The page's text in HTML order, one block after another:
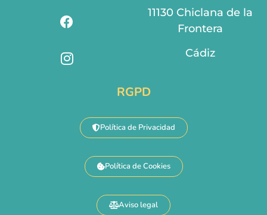
11130 Chiclana de la
Frontera
Cádiz
RGPD
Política de Privacidad
Política de Cookies
Aviso legal